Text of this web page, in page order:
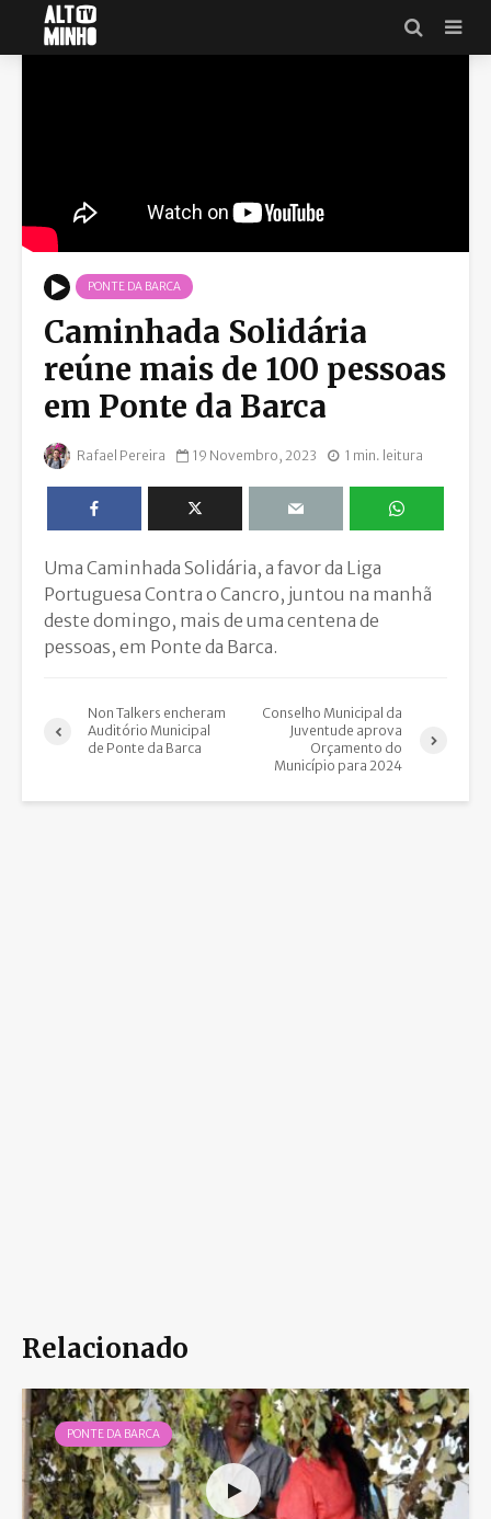
PONTE DA BARCA
Caminhada Solidária
reúne mais de 100 pessoas
em Ponte da Barca
Rafael Pereira 19 Novembro, 2023 1 min. leitura
Uma Caminhada Solidária, a favor da Liga
Portuguesa Contra o Cancro, juntou na manhã
deste domingo, mais de uma centena de
pessoas, em Ponte da Barca.
Non Talkers encheram
Auditório Municipal
de Ponte da Barca
Conselho Municipal da
Juventude aprova
Orçamento do
Município para 2024
Relacionado
PONTE DA BARCA